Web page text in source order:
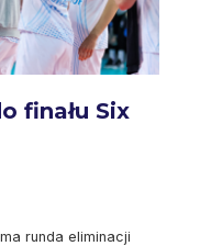
finału Six
runda eliminacji